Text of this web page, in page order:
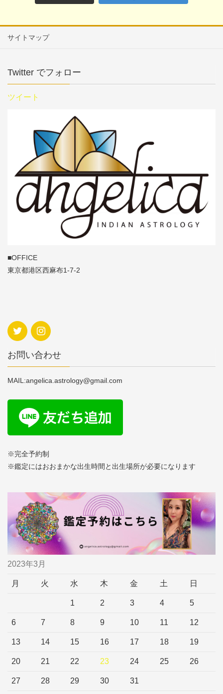
サイトマップ
Twitter でフォロー
ツイート
■OFFICE
東京都港区西麻布1-7-2
お問い合わせ
MAIL:angelica.astrology@gmail.com
※完全予約制
※鑑定にはおおまかな出生時間と出生場所が必要になります
2023年3月
月 火 水 木 金 土 日
1 2 3 4 5
6 7 8 9 10 11 12
13 14 15 16 17 18 19
20 21 22 23 24 25 26
27 28 29 30 31